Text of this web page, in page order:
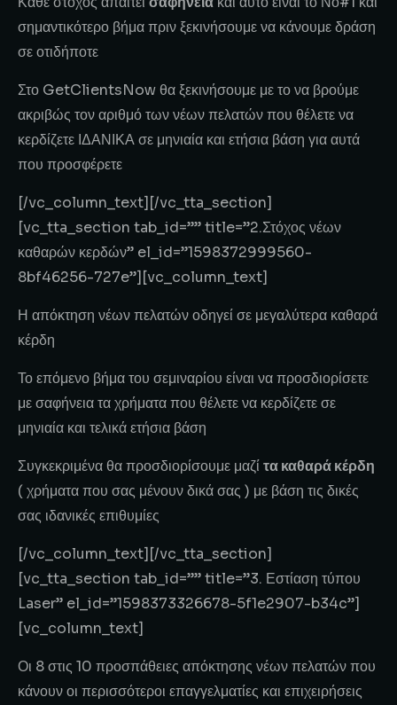
σημαντικότερο βήμα πριν ξεκινήσουμε να κάνουμε δράση
σε οτιδήποτε
Στο GetClientsNow θα ξεκινήσουμε με το να βρούμε
ακριβώς τον αριθμό των νέων πελατών που θέλετε να
κερδίζετε ΙΔΑΝΙΚΑ σε μηνιαία και ετήσια βάση για αυτά
που προσφέρετε
[/vc_column_text][/vc_tta_section]
[vc_tta_section tab_id=”” title=”2.Στόχος νέων
καθαρών κερδών” el_id=”1598372999560-
8bf46256-727e”][vc_column_text]
Η απόκτηση νέων πελατών οδηγεί σε μεγαλύτερα καθαρά
κέρδη
Το επόμενο βήμα του σεμιναρίου είναι να προσδιορίσετε
με σαφήνεια τα χρήματα που θέλετε να κερδίζετε σε
μηνιαία και τελικά ετήσια βάση
Συγκεκριμένα θα προσδιορίσουμε μαζίτα καθαρά κέρδη
( χρήματα που σας μένουν δικά σας ) με βάση τις δικές
σας ιδανικές επιθυμίες
[/vc_column_text][/vc_tta_section]
[vc_tta_section tab_id=”” title=”3. Εστίαση τύπου
Laser” el_id=”1598373326678-5f1e2907-b34c”]
[vc_column_text]
Οι 8 στις 10 προσπάθειες απόκτησης νέων πελατών που
κάνουν οι περισσότεροι επαγγελματίες και επιχειρήσεις